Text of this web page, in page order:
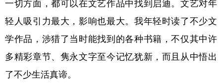
一切方面，都可以在文艺作品中找到启迪。文艺对年
轻人吸引力最大，影响也最大。我年轻时读了不少文
学作品，涉猎了当时能找到的各种书籍，不仅其中许
多精彩章节、隽永文字至今记忆犹新，而且从中悟出
了不少生活真谛。